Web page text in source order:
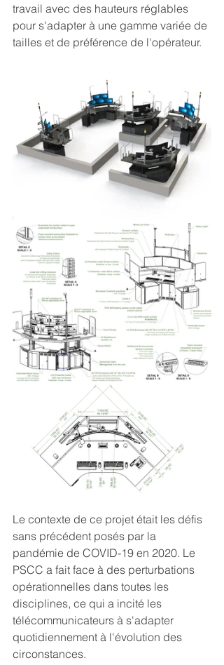
travail avec des hauteurs réglables
pour s'adapter à une gamme variée de
tailles et de préférence de l'opérateur.
Le contexte de ce projet était les défis
sans précédent posés par la
pandémie de COVID-19 en 2020. Le
PSCC a fait face à des perturbations
opérationnelles dans toutes les
disciplines, ce qui a incité les
télécommunicateurs à s'adapter
quotidiennement à l'évolution des
circonstances.